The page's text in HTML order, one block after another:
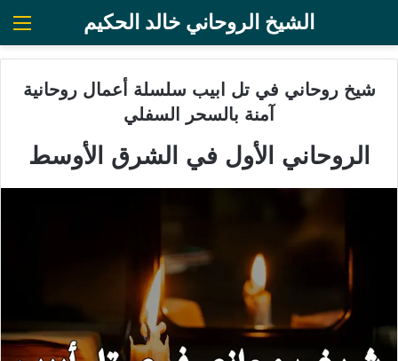
الشيخ الروحاني خالد الحكيم
شيخ روحاني في تل ابيب سلسلة أعمال روحانية
آمنة بالسحر السفلي
الروحاني الأول في الشرق الأوسط